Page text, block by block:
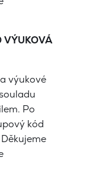
VÝUKOVÁ
výukové
Po
kód